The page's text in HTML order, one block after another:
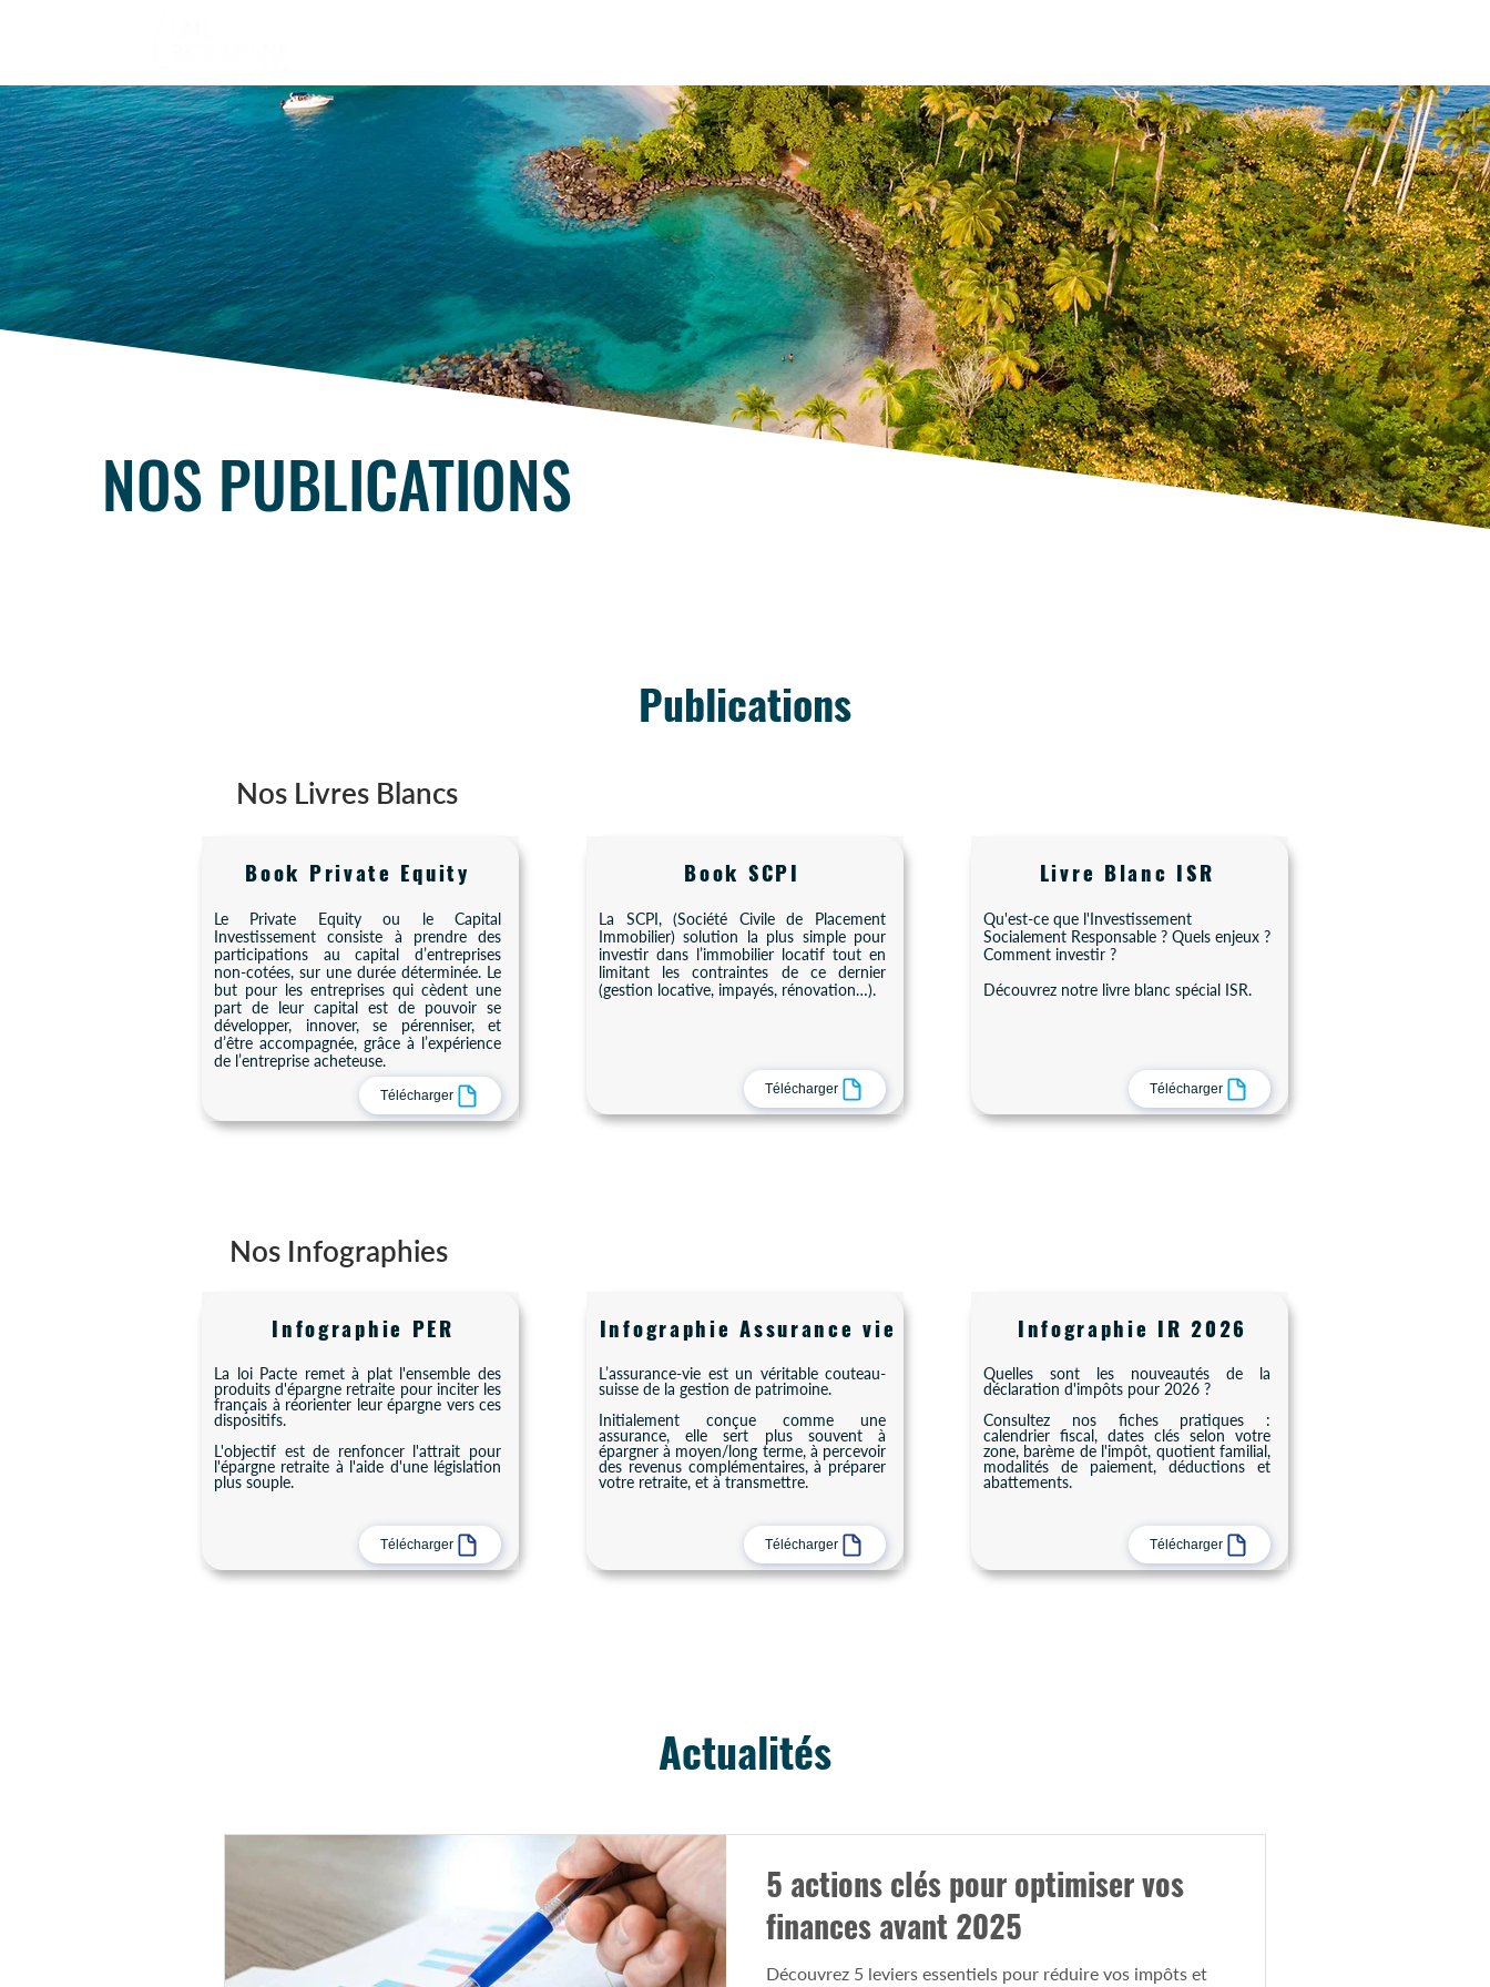
NOS PUBLICATIONS
Publications
Nos Livres Blancs
Book Private Equity
Le Private Equity ou le Capital
Investissement consiste à prendre des
participations au capital d’entreprises
non-cotées, sur une durée déterminée. Le
but pour les entreprises qui cèdent une
part de leur capital est de pouvoir se
développer, innover, se pérenniser, et
d’être accompagnée, grâce à l’expérience
de l’entreprise acheteuse.
Télécharger
Book SCPI
La SCPI, (Société Civile de Placement
Immobilier) solution la plus simple pour
investir dans l’immobilier locatif tout en
limitant les contraintes de ce dernier
(gestion locative, impayés, rénovation…).
Télécharger
Livre Blanc ISR
Qu'est-ce que l'Investissement
Socialement Responsable ? Quels enjeux ?
Comment investir ?
Découvrez notre livre blanc spécial ISR.
Télécharger
Nos Infographies
Infographie PER
La loi Pacte remet à plat l'ensemble des
produits d'épargne retraite pour inciter les
français à réorienter leur épargne vers ces
dispositifs.
L'objectif est de renfoncer l'attrait pour
l'épargne retraite à l'aide d'une législation
plus souple.
Télécharger
Infographie Assurance vie
L’assurance-vie est un véritable couteau-
suisse de la gestion de patrimoine.
Initialement conçue comme une
assurance, elle sert plus souvent à
épargner à moyen/long terme, à percevoir
des revenus complémentaires, à préparer
votre retraite, et à transmettre.
Télécharger
Infographie IR 2026
Quelles sont les nouveautés de la
déclaration d'impôts pour 2026 ?
Consultez nos fiches pratiques :
calendrier fiscal, dates clés selon votre
zone, barème de l'impôt, quotient familial,
modalités de paiement, déductions et
abattements.
Télécharger
5 actions clés pour optimiser vos
finances avant 2025
Découvrez 5 leviers essentiels pour réduire vos impôts et
Actualités